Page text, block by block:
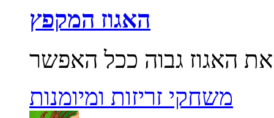
האגוז המקפץ
משחקי זריזות ומיומנות